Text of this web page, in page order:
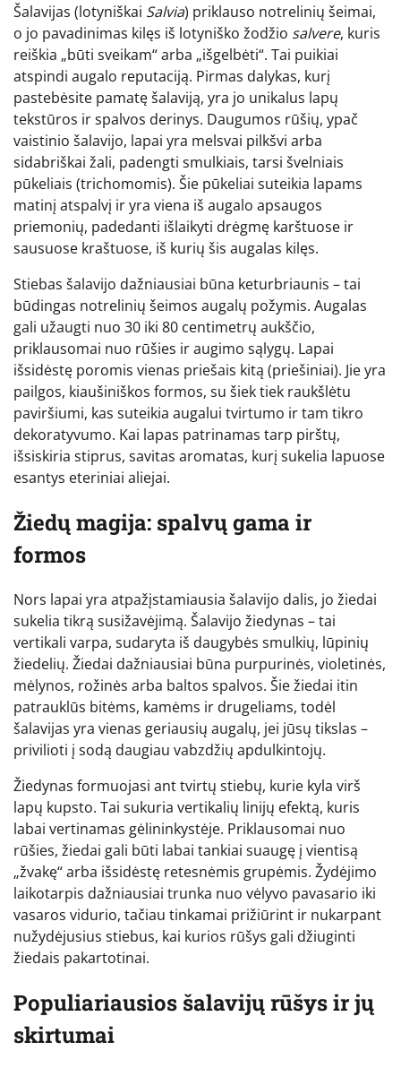
Šalavijas (lotyniškai Salvia) priklauso notrelinių šeimai,
o jo pavadinimas kilęs iš lotyniško žodžio salvere, kuris
reiškia „būti sveikam“ arba „išgelbėti“. Tai puikiai
atspindi augalo reputaciją. Pirmas dalykas, kurį
pastebėsite pamatę šalaviją, yra jo unikalus lapų
tekstūros ir spalvos derinys. Daugumos rūšių, ypač
vaistinio šalavijo, lapai yra melsvai pilkšvi arba
sidabriškai žali, padengti smulkiais, tarsi švelniais
pūkeliais (trichomomis). Šie pūkeliai suteikia lapams
matinį atspalvį ir yra viena iš augalo apsaugos
priemonių, padedanti išlaikyti drėgmę karštuose ir
sausuose kraštuose, iš kurių šis augalas kilęs.
Stiebas šalavijo dažniausiai būna keturbriaunis – tai
būdingas notrelinių šeimos augalų požymis. Augalas
gali užaugti nuo 30 iki 80 centimetrų aukščio,
priklausomai nuo rūšies ir augimo sąlygų. Lapai
išsidėstę poromis vienas priešais kitą (priešiniai). Jie yra
pailgos, kiaušiniškos formos, su šiek tiek raukšlėtu
paviršiumi, kas suteikia augalui tvirtumo ir tam tikro
dekoratyvumo. Kai lapas patrinamas tarp pirštų,
išsiskiria stiprus, savitas aromatas, kurį sukelia lapuose
esantys eteriniai aliejai.
Žiedų magija: spalvų gama ir
formos
Nors lapai yra atpažįstamiausia šalavijo dalis, jo žiedai
sukelia tikrą susižavėjimą. Šalavijo žiedynas – tai
vertikali varpa, sudaryta iš daugybės smulkių, lūpinių
žiedelių. Žiedai dažniausiai būna purpurinės, violetinės,
mėlynos, rožinės arba baltos spalvos. Šie žiedai itin
patrauklūs bitėms, kamėms ir drugeliams, todėl
šalavijas yra vienas geriausių augalų, jei jūsų tikslas –
privilioti į sodą daugiau vabzdžių apdulkintojų.
Žiedynas formuojasi ant tvirtų stiebų, kurie kyla virš
lapų kupsto. Tai sukuria vertikalių linijų efektą, kuris
labai vertinamas gėlininkystėje. Priklausomai nuo
rūšies, žiedai gali būti labai tankiai suaugę į vientisą
„žvakę“ arba išsidėstę retesnėmis grupėmis. Žydėjimo
laikotarpis dažniausiai trunka nuo vėlyvo pavasario iki
vasaros vidurio, tačiau tinkamai prižiūrint ir nukarpant
nužydėjusius stiebus, kai kurios rūšys gali džiuginti
žiedais pakartotinai.
Populiariausios šalavijų rūšys ir jų
skirtumai